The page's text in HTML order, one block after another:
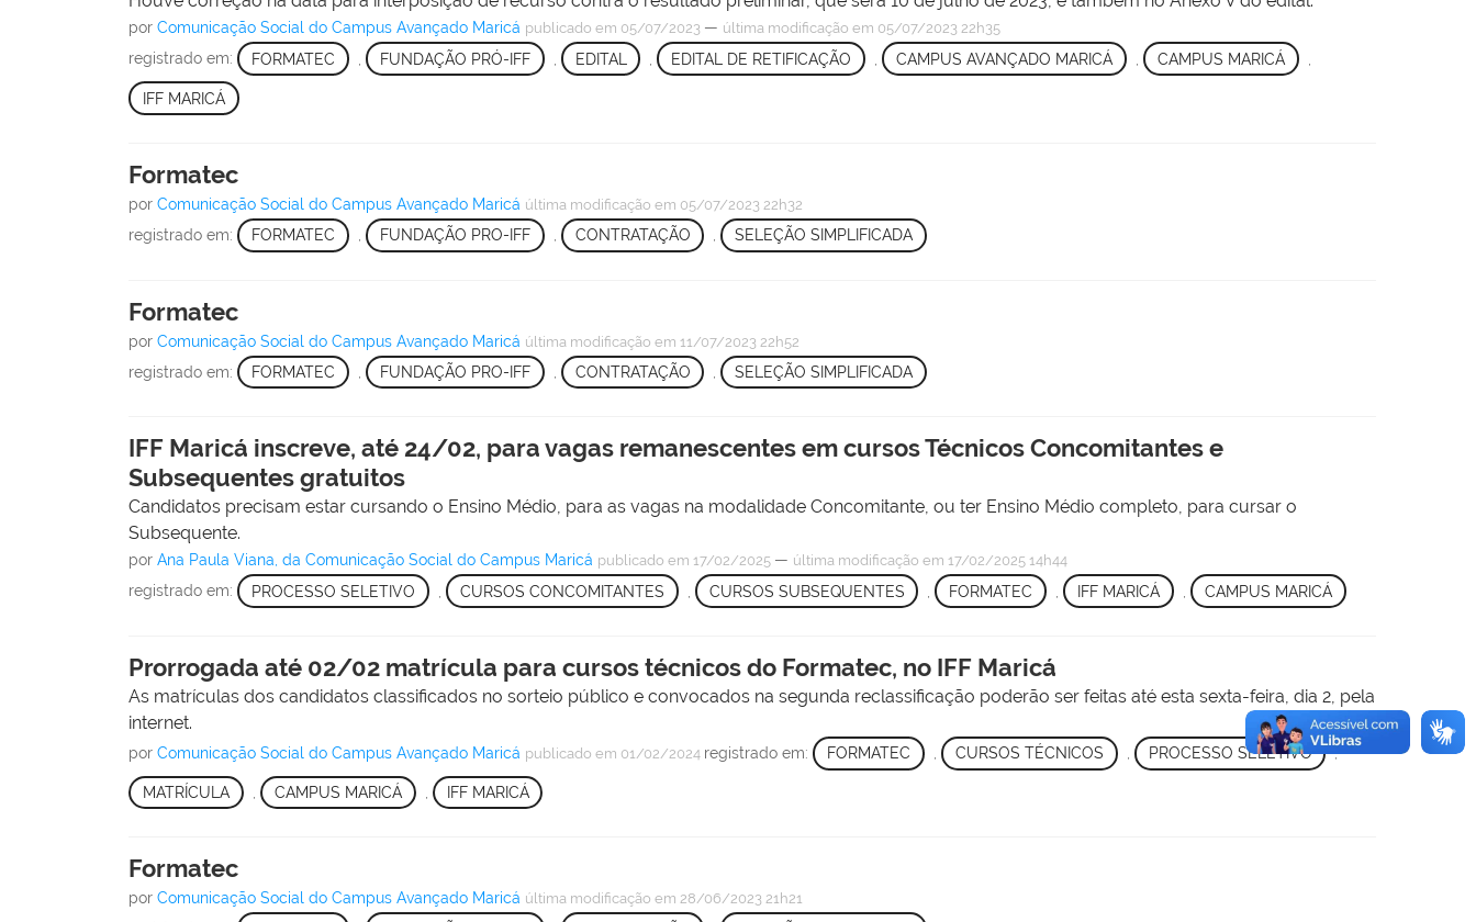
porComunicação Social do Campus Avançado Maricá publicado em 05/07/2023 — última modificação em 05/07/2023 22h35
registrado em: FORMATEC FUNDAÇÃO PRÓ-IFF EDITAL , EDITAL DE RETIFICAÇÃO , CAMPUS AVANÇADO MARICÁ CAMPUS MARICÁ
IFF MARICÁ
Formatec
porComunicação Social do Campus Avançado Maricá última modificação em 05/07/2023 22h32
registrado em: FORMATEC , FUNDAÇÃO PRO-IFF , CONTRATAÇÃO , SELEÇÃO SIMPLIFICADA
Formatec
porComunicação Social do Campus Avançado Maricá última modificação em 11/07/2023 22h52
registrado em: FORMATEC FUNDAÇÃO PRO-IFF CONTRATAÇÃO , SELEÇÃO SIMPLIFICADA
IFF Maricá inscreve, até 24/02, para vagas remanescentes em cursos Técnicos Concomitantes e
Subsequentes gratuitos
Candidatos precisam estar cursando o Ensino Médio, para as vagas na modalidade Concomitante, ou ter Ensino Médio completo, para cursar o
Subsequente.
porAna Paula Viana, da Comunicação Social do Campus Maricá publicado em 17/02/2025 — última modificação em 17/02/2025 14h44
registrado em: PROCESSO SELETIVO CURSOS CONCOMITANTES CURSOS SUBSEQUENTES , FORMATEC , IFF MARICÁ CAMPUS MARICÁ
Prorrogada até 02/02 matrícula para cursos técnicos do Formatec, no IFF Maricá
As matrículas dos candidatos classificados no sorteio público e convocados na segunda reclassificação poderão ser feitas até esta sexta-feira, dia 2, pela
internet.
porComunicação Social do Campus Avançado Maricá publicado em 01/02/2024 registrado em: FORMATEC , CURSOS TÉCNICOS , PROCESSO SELETIVO ,
MATRÍCULA CAMPUS MARICÁ IFF MARICÁ
Formatec
porComunicação Social do Campus Avançado Maricá última modificação em 28/06/2023 21h21